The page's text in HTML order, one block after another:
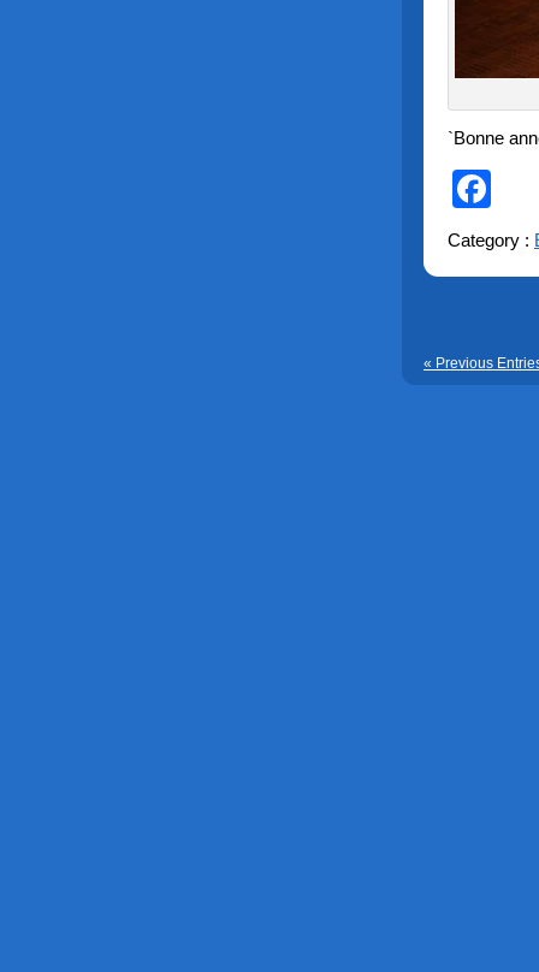
`Bonne
Category :
« Previous